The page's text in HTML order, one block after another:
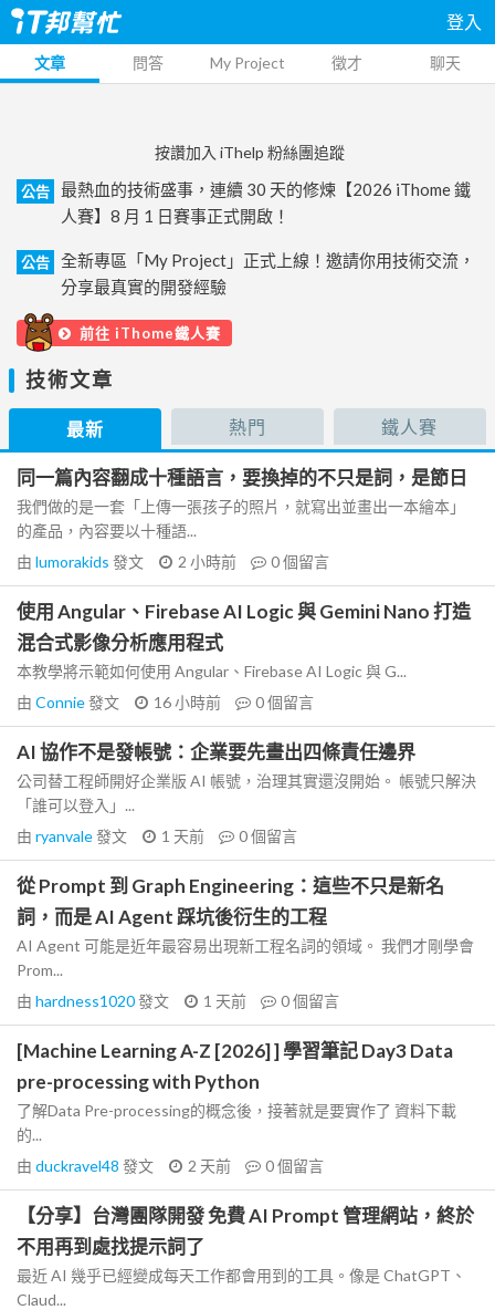
登入
文章 問答 My Project 徵才 聊天
按讚加入 iThelp 粉絲團追蹤
公告
最熱血的技術盛事，連續 30 天的修煉【2026 iThome 鐵
人賽】8 月 1 日賽事正式開啟！
公告
全新專區「My Project」正式上線！邀請你用技術交流，
分享最真實的開發經驗
前往 iThome鐵人賽
技術文章
最新 熱門 鐵人賽
同一篇內容翻成十種語言，要換掉的不只是詞，是節日
我們做的是一套「上傳一張孩子的照片，就寫出並畫出一本繪本」
的產品，內容要以十種語...
由 lumorakids 發文 2 小時前 0個留言
使用 Angular、Firebase AI Logic 與 Gemini Nano 打造
混合式影像分析應用程式
本教學將示範如何使用 Angular、Firebase AI Logic 與 G...
由 Connie發文 16 小時前 0個留言
AI 協作不是發帳號：企業要先畫出四條責任邊界
公司替工程師開好企業版 AI 帳號，治理其實還沒開始。 帳號只解決
「誰可以登入」...
由 ryanvale發文 1 天前 0個留言
從 Prompt 到 Graph Engineering：這些不只是新名
詞，而是 AI Agent 踩坑後衍生的工程
AI Agent 可能是近年最容易出現新工程名詞的領域。 我們才剛學會
Prom...
由 hardness1020發文 1 天前 0個留言
[Machine Learning A-Z [2026] ] 學習筆記 Day3 Data
pre-processing with Python
了解Data Pre-processing的概念後，接著就是要實作了 資料下載
的...
由 duckravel48 發文 2 天前 0個留言
【分享】台灣團隊開發 免費 AI Prompt 管理網站，終於
不用再到處找提示詞了
最近 AI 幾乎已經變成每天工作都會用到的工具。像是 ChatGPT、
Claud...